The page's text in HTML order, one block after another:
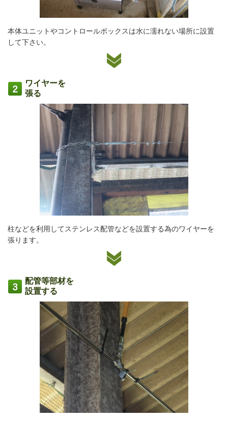
本体ユニットやコントロールボックスは水に濡れない場所に設置
して下さい。
ワイヤーを
張る
柱などを利用してステンレス配管などを設置する為のワイヤーを
張ります。
配管等部材を
設置する